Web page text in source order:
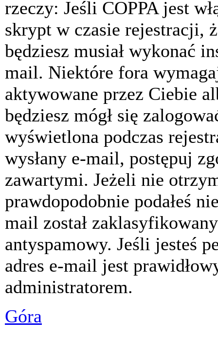
rzeczy: Jeśli COPPA jest
skrypt w czasie rejestracji,
będziesz musiał wykonać
mail. Niektóre fora
aktywowane przez Ciebie
będziesz mógł się
wyświetlona podczas
wysłany e-mail, postępuj
zawartymi. Jeżeli nie
prawdopodobnie podałeś
mail został
antyspamowy. Jeśli jesteś
adres e-mail jest
administratorem.
Góra